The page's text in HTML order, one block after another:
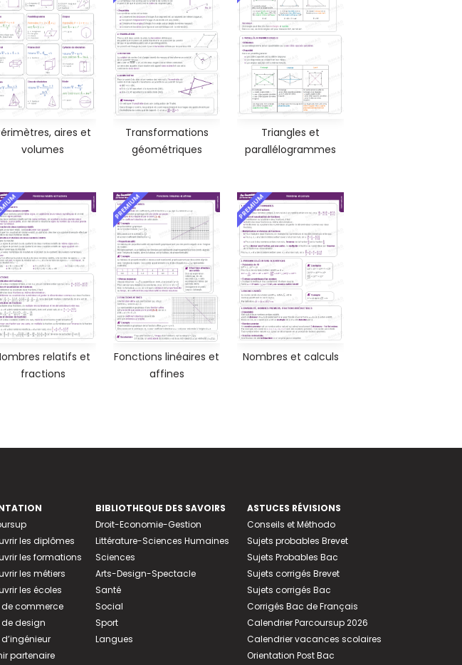
aires et
volumes
Transformations
géométriques
Triangles et
parallélogrammes
relatifs et
fractions
PREMIUM
Fonctions linéaires et
affines
PREMIUM
Nombres et calculs
les diplômes
les formations
les métiers
les écoles
de commerce
de design
partenaire
BIBLIOTHEQUE DES SAVOIRS
Droit-Economie-Gestion
Littérature-Sciences Humaines
Sciences
Arts-Design-Spectacle
Santé
Social
Sport
Langues
ASTUCES RÉVISIONS
Conseils et Méthodo
Sujets probables Brevet
Sujets Probables Bac
Sujets corrigés Brevet
Sujets corrigés Bac
Corrigés Bac de Français
Calendrier Parcoursup 2026
Calendrier vacances scolaires
Orientation Post Bac